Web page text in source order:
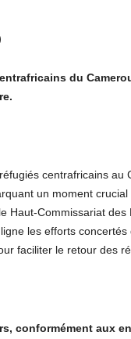
du
centrafricains
un moment
Haut-Commissariat
les efforts
faciliter le retour des
conformément aux